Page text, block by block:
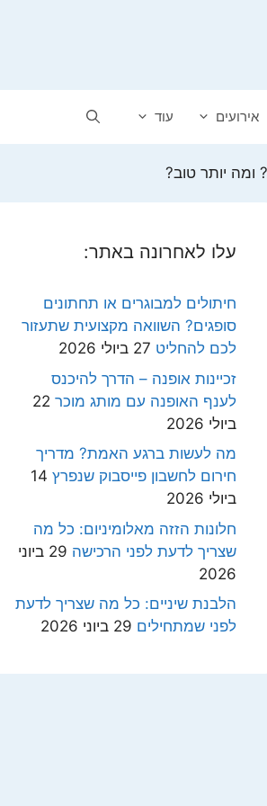
אירועים עוד
ומה יותר טוב?
עלו לאחרונה באתר:
חיתולים למבוגרים או תחתונים
סופגים? השוואה מקצועית שתעזור
לכם להחליט 27 ביולי 2026
זכיינות אופנה – הדרך להיכנס
לענף האופנה עם מותג מוכר 22
ביולי 2026
מה לעשות ברגע האמת? מדריך
חירום לחשבון פייסבוק שנפרץ 14
ביולי 2026
חלונות הזזה מאלומיניום: כל מה
שצריך לדעת לפני הרכישה
29 ביוני
2026
הלבנת שיניים: כל מה שצריך לדעת
לפני שמתחילים 29 ביוני 2026